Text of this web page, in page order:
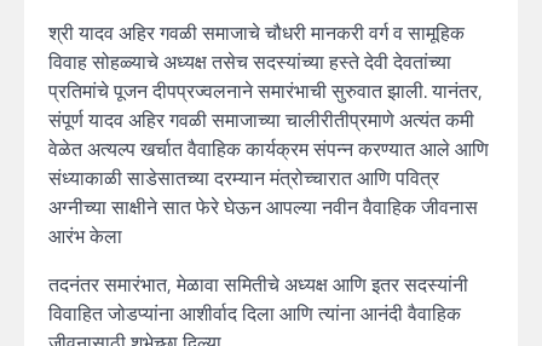
श्री यादव अहिर गवळी समाजाचे चौधरी मानकरी वर्ग व सामूहिक
विवाह सोहळ्याचे अध्यक्ष तसेच सदस्यांच्या हस्ते देवी देवतांच्या
प्रतिमांचे पूजन दीपप्रज्वलनाने समारंभाची सुरुवात झाली. यानंतर,
संपूर्ण यादव अहिर गवळी समाजाच्या चालीरीतीप्रमाणे अत्यंत कमी
वेळेत अत्यल्प खर्चात वैवाहिक कार्यक्रम संपन्न करण्यात आले आणि
संध्याकाळी साडेसातच्या दरम्यान मंत्रोच्चारात आणि पवित्र
अग्नीच्या साक्षीने सात फेरे घेऊन आपल्या नवीन वैवाहिक जीवनास
आरंभ केला
तदनंतर समारंभात, मेळावा समितीचे अध्यक्ष आणि इतर सदस्यांनी
विवाहित जोडप्यांना आशीर्वाद दिला आणि त्यांना आनंदी वैवाहिक